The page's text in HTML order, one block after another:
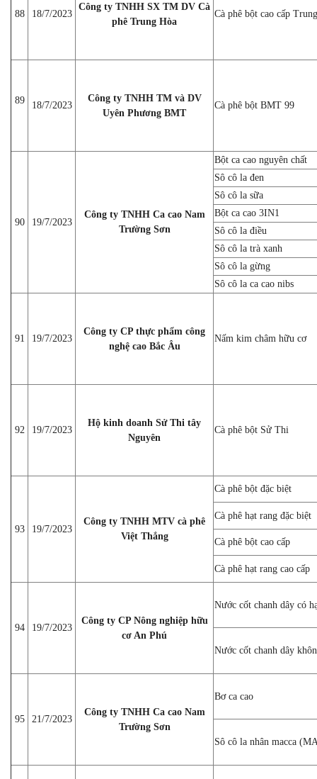
88 18/7/2023
Công ty TNHH SX TM DV Cà
phê Trung Hòa
Cà phê bột cao cấp
89 18/7/2023
Công ty TNHH TM và DV
Uyên Phương BMT
Cà phê bột BMT 99
90 19/7/2023
Công ty TNHH Ca cao Nam
Trường Sơn
Bột ca cao nguyên chất
Sô cô la đen
Sô cô la sữa
Bột ca cao 3IN1
Sô cô la điều
Sô cô la trà xanh
Sô cô la gừng
Sô cô la ca cao nibs
91 19/7/2023
Công ty CP thực phẩm công
nghệ cao Bắc Âu
Nấm kim châm hữu cơ
92 19/7/2023
Hộ kinh doanh Sử Thi tây
Nguyên
Cà phê bột Sử Thi
93 19/7/2023
Công ty TNHH MTV cà phê
Việt Thắng
Cà phê bột đặc biệt
Cà phê hạt rang đặc biệt
Cà phê bột cao cấp
Cà phê hạt rang cao cấp
94 19/7/2023
Công ty CP Nông nghiệp hữu
cơ An Phú
Nước cốt chanh dây có
Nước cốt chanh dây
95 21/7/2023
Công ty TNHH Ca cao Nam
Trường Sơn
Bơ ca cao
Sô cô la nhân macca